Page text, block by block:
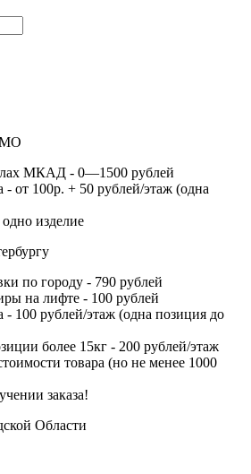
МО
МКАД - 0—1500 рублей
- от 100р. + 50 рублей/этаж (одна
изделие
по городу - 790 рублей
на лифте - 100 рублей
- 100 рублей/этаж (одна позиция до
более 15кг - 200 рублей/этаж
товара (но не менее 1000
заказа!
Области